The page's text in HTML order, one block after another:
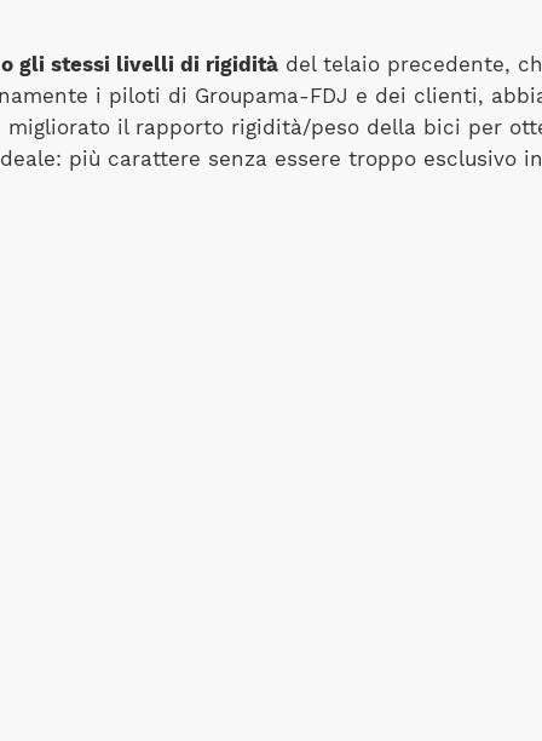
gli stessi livelli di rigidità del telaio precedente,
i piloti di Groupama-FDJ e dei clienti,
migliorato il rapporto rigidità/peso della bici per
più carattere senza essere troppo esclusivo